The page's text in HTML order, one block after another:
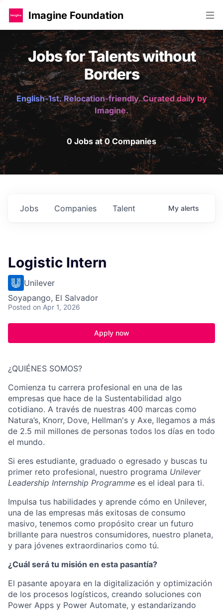
Imagine Foundation
Jobs for Talents without
Borders
English-1st. Relocation-friendly. Curated daily by
Imagine.
0 Jobs at 0 Companies
Jobs Companies Talent My alerts
Logistic Intern
Unilever
Soyapango, El Salvador
Posted on Apr 1, 2026
Apply now
¿QUIÉNES SOMOS?
Comienza tu carrera profesional en una de las
empresas que hace de la Sustentabilidad algo
cotidiano. A través de nuestras 400 marcas como
Natura’s, Knorr, Dove, Hellman's y Axe, llegamos a más
de 2.5 mil millones de personas todos los días en todo
el mundo.
Si eres estudiante, graduado o egresado y buscas tu
primer reto profesional, nuestro programa Unilever
Leadership Internship Programme es el ideal para ti.
Impulsa tus habilidades y aprende cómo en Unilever,
una de las empresas más exitosas de consumo
masivo, tenemos como propósito crear un futuro
brillante para nuestros consumidores, nuestro planeta,
y para jóvenes extraordinarios como tú.
¿Cuál será tu misión en esta pasantía?
El pasante apoyara en la digitalización y optimización
de los procesos logísticos, creando soluciones con
Power Apps y Power Automate, y estandarizando